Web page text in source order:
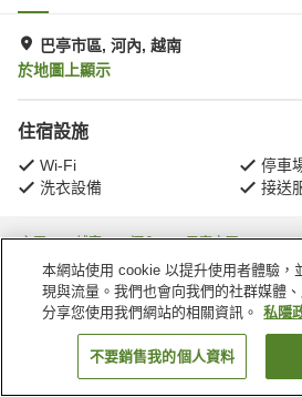
巴亭市區, 河內, 越南
於地圖上顯示
住宿設施
Wi-Fi
停車
洗衣設備
接送
主頁 越南 河內
巴亭市區
Amazing Nyt Home Balcony Cozy Studio
找客房
本網站使用 cookie 以提升使用者體驗，
現與流量。我們也會向我們的社群媒體
分享您使用我們網站的相關資訊。
私隱
不要銷售我的個人資料